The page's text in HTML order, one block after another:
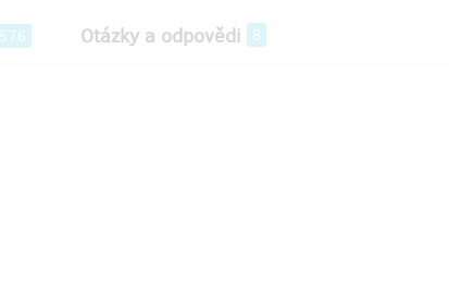
Otázky a odpovědi 8